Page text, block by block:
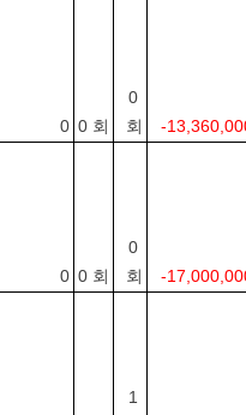
0 0 회
0
회
-
0 0 회
0
회
-
1